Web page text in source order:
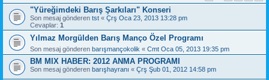
"Yüreğimdeki Barış Şarkıları" Konseri
Son mesaj gönderen tst « Çrş Oca 23, 2013 13:28 pm
Cevaplar: 1
Yılmaz Morgülden Barış Manço Özel Programı
Son mesaj gönderen barışmançokolik « Cmt Oca 05, 2013 19:35 pm
BM MIX HABER: 2012 ANMA PROGRAMI
Son mesaj gönderen barışhayranı « Çrş Şub 01, 2012 14:58 pm